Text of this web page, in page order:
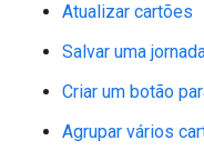
Atualizar cartões
Salvar uma
Criar um botão
Agrupar vários